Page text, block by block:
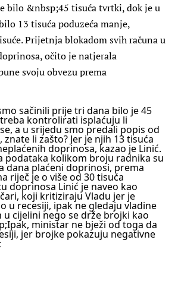
bilo &nbsp;45 tisuća tvrtki, dok je u
13 tisuća poduzeća manje,
Prijetnja blokadom svih računa u
očito je natjerala
svoju obvezu prema
sačinili prije tri dana bilo je 45
kontrolirati isplaćuju li
a u srijedu smo predali popis od
li zašto? Jer je njih 13 tisuća
doprinosa, kazao je Linić.
podataka kolikom broju radnika su
dana plaćeni doprinosi, prema
riječ je o više od 30 tisuća
doprinosa Linić je naveo kao
koji kritiziraju Vladu jer je
u recesiji, ipak ne gledaju vladine
cijelini nego se drže brojki kao
ministar ne bježi od toga da
jer brojke pokazuju negativne